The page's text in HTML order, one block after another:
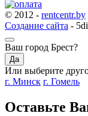
© 2012 - rentcentr.by
Создание сайта -
Ваш город Брест?
Да
Или выберите
г. Минск г. Гомель
Оставьте